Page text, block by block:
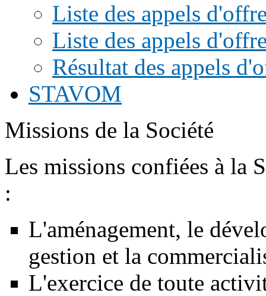
Liste des appels
Liste des appels
Résultat des appels
STAVOM
Missions de la Société
Les missions confiées à la
:
L'aménagement, le
gestion et la
L'exercice de toute